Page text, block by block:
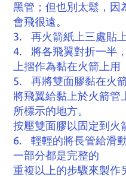
黑管；但也別太鬆，因
會飛很遠。
3. 再火箭紙上三處貼
4. 將各飛翼對折一半
上摺作為黏在火箭上用
5. 再將雙面膠黏在火
將飛翼給黏上於火箭管
所標示的地方。
按壓雙面膠以固定到火
6. 輕輕的將長管給滑
一部分都是完整的
重複以上的步驟來製作